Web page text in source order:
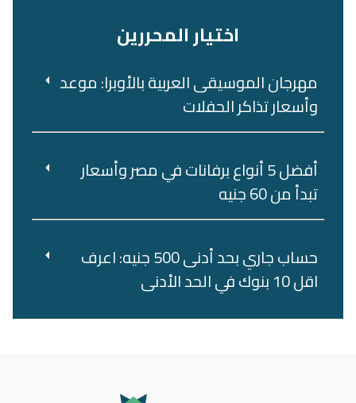
اختيار المحررين
مهرجان الموسيقى العربية بالأوبرا: موعد
وأسعار تذاكر الحفلات
أفضل 5 أنواع برفانات في مصر وأسعار
تبدأ من 60 جنيه
حساب جاري بحد أدنى 500 جنيه: اعرف
اقل 10 بنوك في الحد الأدنى